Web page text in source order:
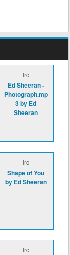
lrc
Ed Sheeran -
Photograph.mp
3 by Ed
Sheeran
lrc
Shape of You
by Ed Sheeran
lrc